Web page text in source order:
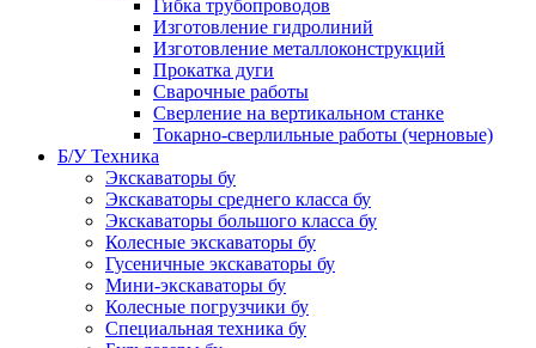
Гибка трубопроводов
Изготовление гидролиний
Изготовление металлоконструкций
Прокатка дуги
Сварочные работы
Сверление на вертикальном станке
Токарно-сверлильные работы (черновые)
Б/У Техника
Экскаваторы бу
Экскаваторы среднего класса бу
Экскаваторы большого класса бу
Колесные экскаваторы бу
Гусеничные экскаваторы бу
Мини-экскаваторы бу
Колесные погрузчики бу
Специальная техника бу